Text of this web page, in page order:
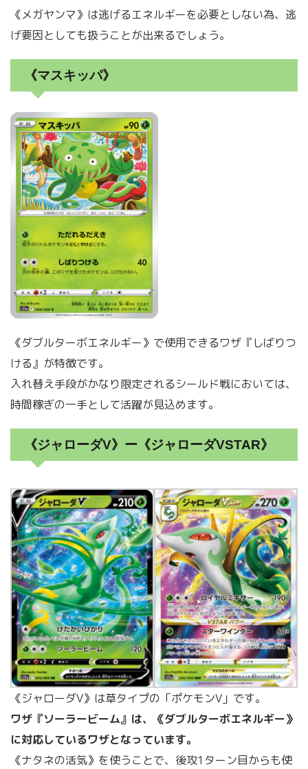
《メガヤンマ》は逃げるエネルギーを必要としない為、逃
げ要因としても扱うことが出来るでしょう。
《マスキッパ》
《ダブルターボエネルギー》で使用できるワザ『しばりつ
ける』が特徴です。
入れ替え手段がかなり限定されるシールド戦においては、
時間稼ぎの一手として活躍が見込めます。
《ジャローダV》ー《ジャローダVSTAR》
《ジャローダV》は草タイプの「ポケモンV」です。
ワザ『ソーラービーム』は、《ダブルターボエネルギー》
に対応しているワザとなっています。
《ナタネの活気》を使うことで、後攻1ターン目からも使